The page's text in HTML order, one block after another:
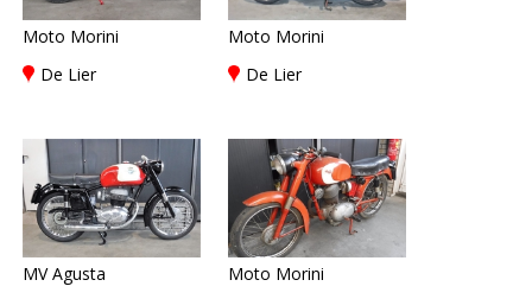
Moto Morini
De Lier
Moto Morini
De Lier
MV Agusta
Moto Morini